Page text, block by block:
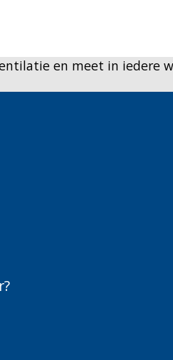
en meet in iedere